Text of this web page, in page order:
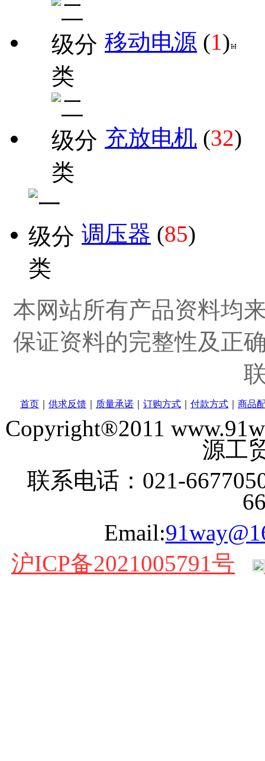
移动电源 (1)
充放电机 (32)
调压器 (85)
本网站所有产品资料均
保证资料的完整性及正
首页 供求反馈 质量承诺 订购方式 付款方式 商品
Copyright®2011
源工
联系电话：021-
Email:
沪ICP备2021005791号